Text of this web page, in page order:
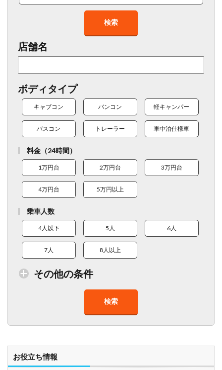
検索
店舗名
ボディタイプ
キャブコン バンコン 軽キャンパー
バスコン トレーラー 車中泊仕様車
料金（24時間）
1万円台 2万円台 3万円台
4万円台 5万円以上
乗車人数
4人以下 5人 6人
7人 8人以上
その他の条件
車椅子対応
検索
お役立ち情報